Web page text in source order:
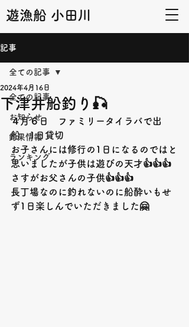
遊漁船 小田川
記事
全ての記事
お知らせ
釣果情報
ランキング
全ての記事
下津井船釣り🎣
2024年4月16日
４月６日　ファミリータイラバで出
船　1日貸切
お子さんには修行の1日になるのではと
思いましたが子供は遊びの天才👍👍👍
さすがお父さんの子供👍👍👍
長丁場なのに釣れないのに船酔いもせ
ず1日楽しんでいただきました🤗